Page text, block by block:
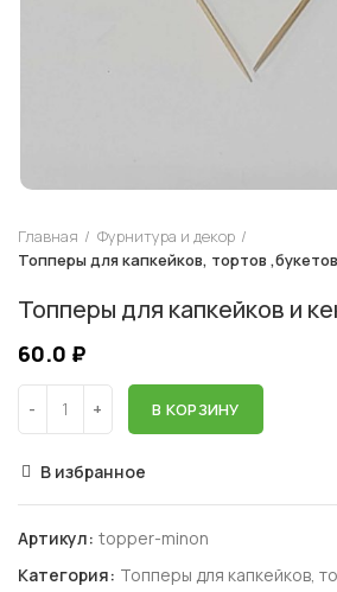
Главная
Фурнитура и декор
Топперы для капкейков, тортов ,букетов
Топперы для капкейков и
60.0 ₽
В КОРЗИНУ
В избранное
Артикул: topper-minon
Категория: Топперы для капкейков,